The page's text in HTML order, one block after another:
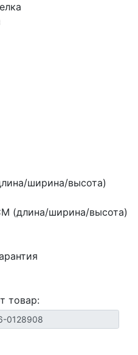
ширина/высота)
(длина/ширина/высота)
товар: